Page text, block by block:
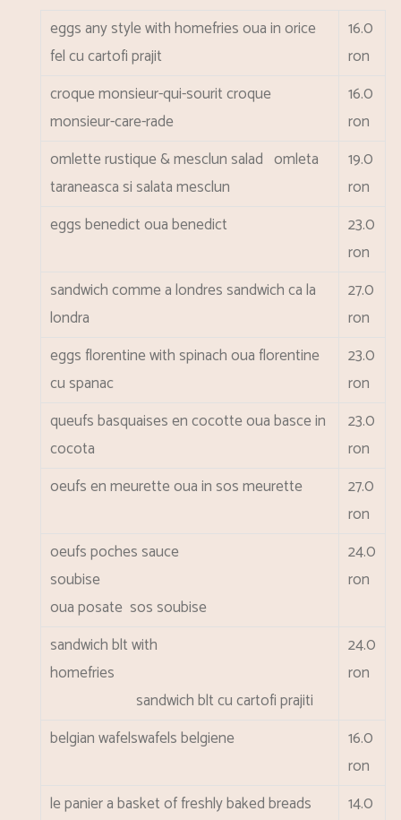
eggs any style with homefriesoua in orice
fel cu cartofi prajit
16.0
ron
croque monsieur-qui-souritcroque
monsieur-care-rade
16.0
ron
omlette rustique & mesclun salad omleta
taraneasca si salata mesclun
19.0
ron
eggs benedictoua benedict
23.0
ron
sandwich comme a londressandwich ca la
londra
27.0
ron
eggs florentine with spinachoua florentine
cu spanac
23.0
ron
queufs basquaises en cocotteoua basce in
cocota
23.0
ron
oeufs en meuretteoua in sos meurette
27.0
ron
oeufs poches sauce
soubise
oua posate sos soubise
24.0
ron
sandwich blt with
homefries
sandwich blt cu cartofi prajiti
24.0
ron
belgian wafelswafels belgiene
16.0
ron
le panier a basket of freshly baked breads
14.0